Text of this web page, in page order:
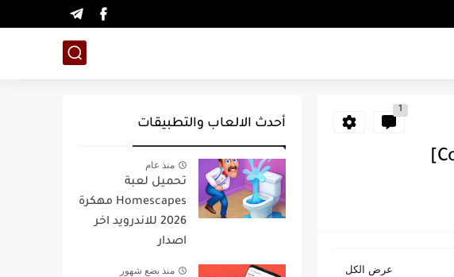
1
أحدث الالعاب والتطبيقات
منذ عام
تحميل لعبة
Homescapes مهكرة
2026 للاندرويد اخر
اصدار
منذ بضع شهور